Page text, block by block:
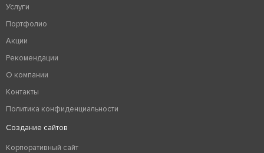
Услуги
Портфолио
Акции
Рекомендации
О компании
Контакты
Политика конфиденциальности
Создание сайтов
Корпоративный сайт